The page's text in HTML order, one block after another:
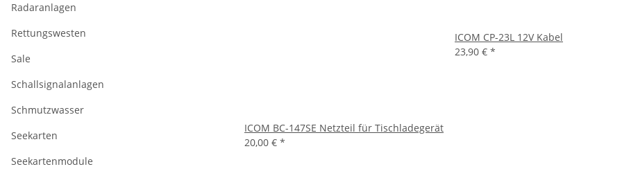
ICOM BC-147SE Netzteil für Tischladegerät
20,00 € *
ICOM CP-23L 12V Kabel
23,90 € *
Radaranlagen
Rettungswesten
Sale
Schallsignalanlagen
Schmutzwasser
Seekarten
Seekartenmodule